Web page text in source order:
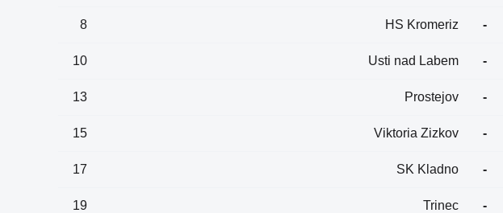
8 HS Kromeriz -
10 Usti nad Labem -
13 Prostejov -
15 Viktoria Zizkov -
17 SK Kladno -
19 Trinec -